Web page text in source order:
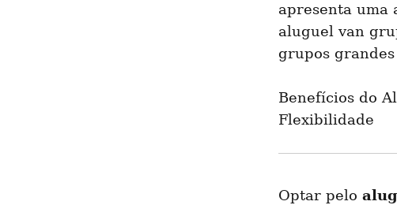
apresenta uma
aluguel van
grupos
Benefícios do
Flexibilidade
Optar pelo